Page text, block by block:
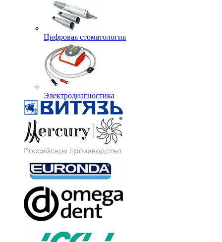
Цифровая стоматология
Электродиагностика